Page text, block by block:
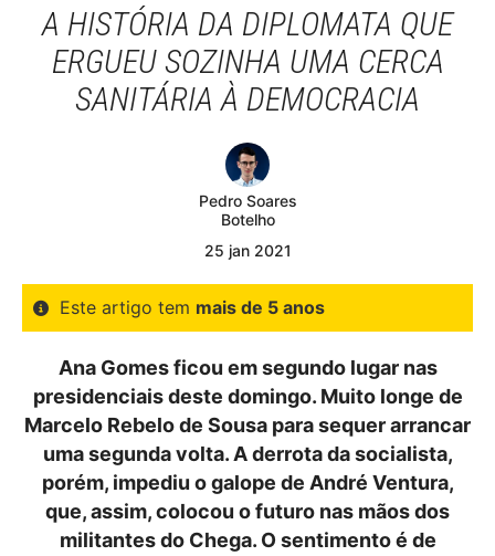
A HISTÓRIA DA DIPLOMATA QUE
ERGUEU SOZINHA UMA CERCA
SANITÁRIA À DEMOCRACIA
Pedro Soares
Botelho
25 jan 2021
Este artigo tem mais de 5 anos
Ana Gomes ficou em segundo lugar nas
presidenciais deste domingo. Muito longe de
Marcelo Rebelo de Sousa para sequer arrancar
uma segunda volta. A derrota da socialista,
porém, impediu o galope de André Ventura,
que, assim, colocou o futuro nas mãos dos
militantes do Chega. O sentimento é de
TIAGO PETINGA/LUSA